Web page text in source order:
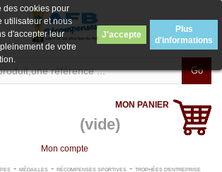
Go
MON PANIER
(vide)
Mon compte
- MÉDAILLES- RÉCOMPENSES SPORTIVES- TROPHÉES D'ENTREPRISE
des cookies pour
utilisateur et nous
d'accepter leur
de votre
J'accepte
Plus
d'informations